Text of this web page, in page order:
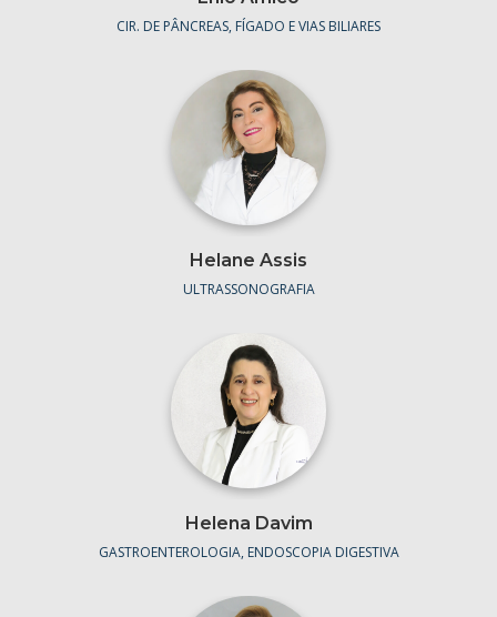
CIR. DE PÂNCREAS, FÍGADO E VIAS BILIARES
Helane Assis
ULTRASSONOGRAFIA
Helena Davim
GASTROENTEROLOGIA, ENDOSCOPIA DIGESTIVA